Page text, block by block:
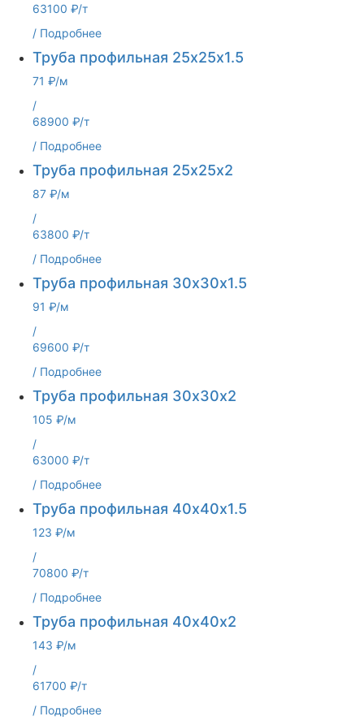
63100 ₽/т
/ Подробнее
Труба профильная 25х25х1.5
71 ₽/м
/
68900 ₽/т
/ Подробнее
Труба профильная 25х25х2
87 ₽/м
/
63800 ₽/т
/ Подробнее
Труба профильная 30х30х1.5
91 ₽/м
/
69600 ₽/т
/ Подробнее
Труба профильная 30х30х2
105 ₽/м
/
63000 ₽/т
/ Подробнее
Труба профильная 40х40х1.5
123 ₽/м
/
70800 ₽/т
/ Подробнее
Труба профильная 40х40х2
143 ₽/м
/
61700 ₽/т
/ Подробнее